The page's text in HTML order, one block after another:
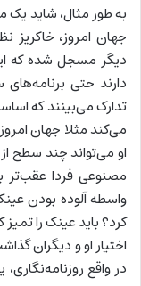
به طور مثال، شاید یک
جهان امروز، خاکریز
دیگر مسجل شده که
دارند حتی
تدارک می‌بینند که
می‌کند مثلا جهان
او می‌تواند چند سطح
مصنوعی فردا عقب‌تر
واسطه آلوده بودن
کرد؟ باید عینک را
اختیار او و دیگران
در واقع